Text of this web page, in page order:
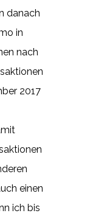
danach
in
nach
2017
einen
ich bis